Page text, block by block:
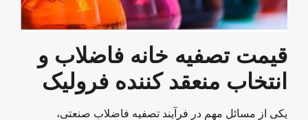
قیمت تصفیه خانه فاضلاب و
انتخاب منعقد کننده فرولیک
یکی از مسائل مهم در فرآیند تصفیه فاضلاب صنعتی،